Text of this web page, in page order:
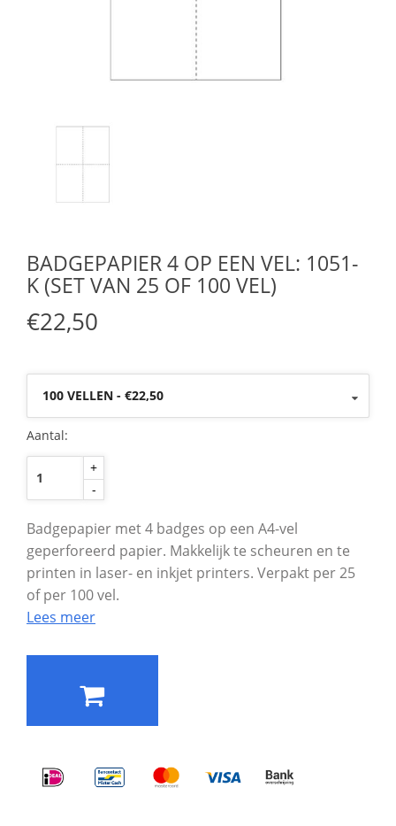
BADGEPAPIER 4 OP EEN VEL: 1051-
K (SET VAN 25 OF 100 VEL)
€22,50
100 VELLEN - €22,50
Aantal:
+
-
Badgepapier met 4 badges op een A4-vel
geperforeerd papier. Makkelijk te scheuren en te
printen in laser- en inkjet printers. Verpakt per 25
of per 100 vel.
Lees meer